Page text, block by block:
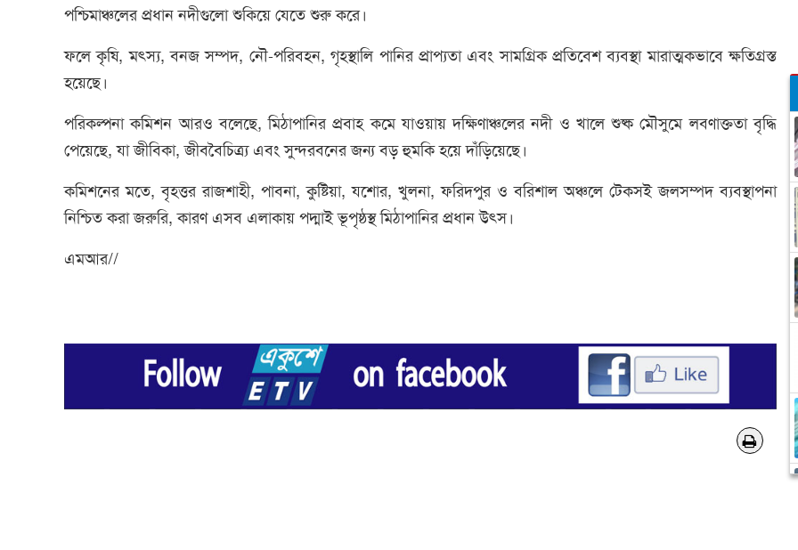
পশ্চিমাঞ্চলের প্রধান নদীগুলো শুকিয়ে যেতে শুরু করে।
ফলে কৃষি, মৎস্য, বনজ সম্পদ, নৌ-পরিবহন, গৃহস্থালি পানির প্রাপ্যতা এবং সামগ্রিক প্রতিবেশ ব্যবস্থা মারাত্মকভাবে ক্ষতিগ্রস্ত
হয়েছে।
পরিকল্পনা কমিশন আরও বলেছে, মিঠাপানির প্রবাহ কমে যাওয়ায় দক্ষিণাঞ্চলের নদী ও খালে শুষ্ক মৌসুমে লবণাক্ততা বৃদ্ধি
পেয়েছে, যা জীবিকা, জীববৈচিত্র্য এবং সুন্দরবনের জন্য বড় হুমকি হয়ে দাঁড়িয়েছে।
কমিশনের মতে, বৃহত্তর রাজশাহী, পাবনা, কুষ্টিয়া, যশোর, খুলনা, ফরিদপুর ও বরিশাল অঞ্চলে টেকসই জলসম্পদ ব্যবস্থাপনা
নিশ্চিত করা জরুরি, কারণ এসব এলাকায় পদ্মাই ভূপৃষ্ঠস্থ মিঠাপানির প্রধান উৎস।
এমআর//